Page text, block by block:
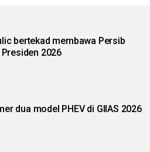
bertekad membawa Persib
2026
dua model PHEV di GIIAS 2026